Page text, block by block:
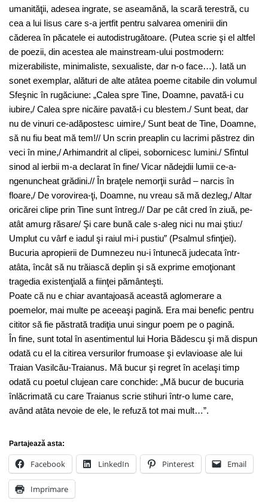
umanităţii, adesea ingrate, se aseamănă, la scară terestră, cu
cea a lui Iisus care s-a jertfit pentru salvarea omenirii din
căderea în păcatele ei autodistrugătoare. (Putea scrie şi el altfel
de poezii, din acestea ale mainstream-ului postmodern:
mizerabiliste, minimaliste, sexualiste, dar n-o face…). Iată un
sonet exemplar, alături de alte atâtea poeme citabile din volumul
Sfeşnic în rugăciune: „Calea spre Tine, Doamne, pavată-i cu
iubire,/ Calea spre nicăire pavată-i cu blestem./ Sunt beat, dar
nu de vinuri ce-adăpostesc uimire,/ Sunt beat de Tine, Doamne,
să nu fiu beat mă tem!// Un scrin preaplin cu lacrimi păstrez din
veci în mine,/ Arhimandrit al clipei, sobornicesc lumini./ Sfîntul
sinod al ierbii m-a declarat în fine/ Vicar nădejdii lumii ce-a-
ngenuncheat grădini.// În braţele nemorţii surâd – narcis în
floare,/ De vorovirea-ţi, Doamne, nu vreau să mă dezleg,/ Altar
oricărei clipe prin Tine sunt întreg.// Dar pe cât cred în ziuă, pe-
atât amurg răsare/ Şi care bună cale s-aleg nici nu mai ştiu:/
Umplut cu vârf e iadul şi raiul mi-i pustiu” (Psalmul sfinţiei).
Bucuria apropierii de Dumnezeu nu-i întunecă judecata într-
atâta, încât să nu trăiască deplin şi să exprime emoţionant
tragedia existenţială a fiinţei pământeşti.
Poate că nu e chiar avantajoasă această aglomerare a
poemelor, mai multe pe aceeaşi pagină. Era mai benefic pentru
cititor să fie păstrată tradiţia unui singur poem pe o pagină.
În fine, sunt total în asentimentul lui Horia Bădescu şi mă dispun
odată cu el la citirea versurilor frumoase şi evlavioase ale lui
Traian Vasilcău-Traianus. Mă bucur şi regret în acelaşi timp
odată cu poetul clujean care conchide: „Mă bucur de bucuria
înlăcrimată cu care Traianus scrie stihuri într-o lume care,
având atâta nevoie de ele, le refuză tot mai mult…”.
Partajează asta:
Facebook LinkedIn Pinterest Email
Imprimare